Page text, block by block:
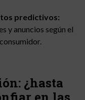
predictivos:
y anuncios según el
¿hasta